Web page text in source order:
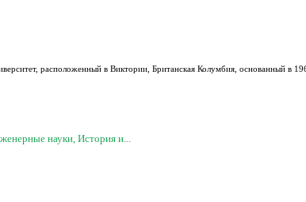
расположенный в Виктории, Британская Колумбия, основанный в
науки, История и...